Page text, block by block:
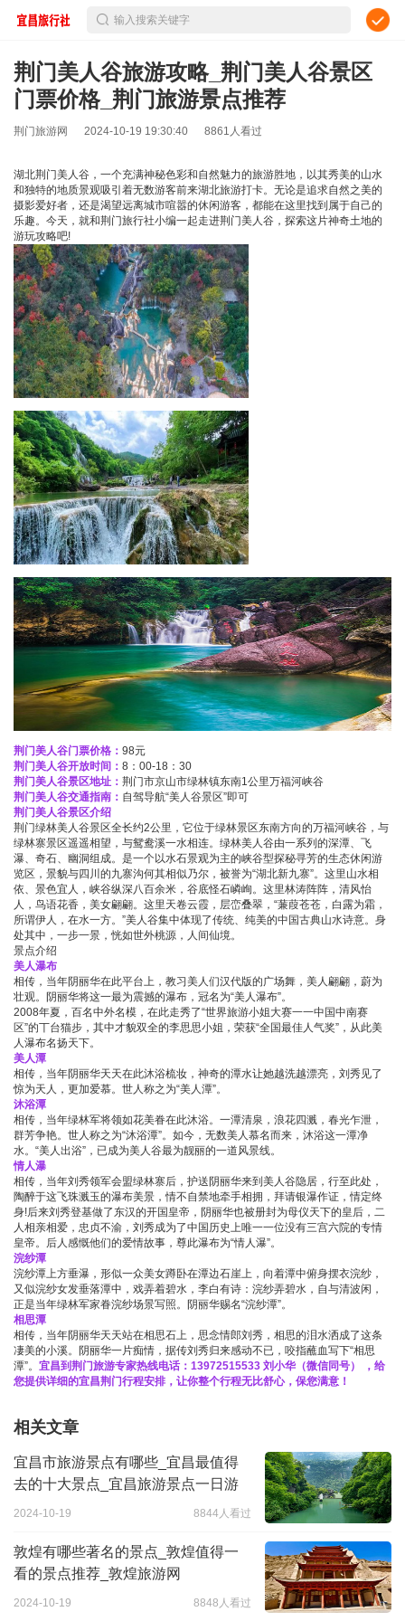
输入搜索关键字
荆门美人谷旅游攻略_荆门美人谷景区
门票价格_荆门旅游景点推荐
荆门旅游网 2024-10-19 19:30:40 8861人看过
湖北荆门美人谷，一个充满神秘色彩和自然魅力的旅游胜地，以其秀美的山水
和独特的地质景观吸引着无数游客前来湖北旅游打卡。无论是追求自然之美的
摄影爱好者，还是渴望远离城市喧嚣的休闲游客，都能在这里找到属于自己的
乐趣。今天，就和荆门旅行社小编一起走进荆门美人谷，探索这片神奇土地的
游玩攻略吧!
荆门美人谷门票价格： 98元
荆门美人谷开放时间： 8：00-18：30
荆门美人谷景区地址： 荆门市京山市绿林镇东南1公里万福河峡谷
荆门美人谷交通指南： 自驾导航“美人谷景区”即可
荆门美人谷景区介绍
荆门绿林美人谷景区全长约2公里，它位于绿林景区东南方向的万福河峡谷，与
绿林寨景区遥遥相望，与鸳鸯溪一水相连。绿林美人谷由一系列的深潭、飞
瀑、奇石、幽洞组成。是一个以水石景观为主的峡谷型探秘寻芳的生态休闲游
览区，景貌与四川的九寨沟何其相似乃尔，被誉为“湖北新九寨”。这里山水相
依、景色宜人，峡谷纵深八百余米，谷底怪石嶙峋。这里林涛阵阵，清风怡
人，鸟语花香，美女翩翩。这里天卷云霞，层峦叠翠，“蒹葭苍苍，白露为霜，
所谓伊人，在水一方。”美人谷集中体现了传统、纯美的中国古典山水诗意。身
处其中，一步一景，恍如世外桃源，人间仙境。
景点介绍
美人瀑布
相传，当年阴丽华在此平台上，教习美人们汉代版的广场舞，美人翩翩，蔚为
壮观。阴丽华将这一最为震撼的瀑布，冠名为“美人瀑布”。
2008年夏，百名中外名模，在此走秀了“世界旅游小姐大赛一一中国中南赛
区”的丅台猫步，其中才貌双全的李思思小姐，荣获“全国最佳人气奖”，从此美
人瀑布名扬天下。
美人潭
相传，当年阴丽华天天在此沐浴梳妆，神奇的潭水让她越洗越漂亮，刘秀见了
惊为天人，更加爱慕。世人称之为“美人潭”。
沐浴潭
相传，当年绿林军将领如花美眷在此沐浴。一潭清泉，浪花四溅，春光乍泄，
群芳争艳。世人称之为“沐浴潭”。如今，无数美人慕名而来，沐浴这一潭净
水。“美人出浴”，已成为美人谷最为靓丽的一道风景线。
情人瀑
相传，当年刘秀领军会盟绿林寨后，护送阴丽华来到美人谷隐居，行至此处，
陶醉于这飞珠溅玉的瀑布美景，情不自禁地牵手相拥，拜请银瀑作证，情定终
身!后来刘秀登基做了东汉的开国皇帝，阴丽华也被册封为母仪天下的皇后，二
人相亲相爱，忠贞不渝，刘秀成为了中国历史上唯一一位没有三宫六院的专情
皇帝。后人感慨他们的爱情故事，尊此瀑布为“情人瀑”。
浣纱潭
浣纱潭上方垂瀑，形似一众美女蹲卧在潭边石崖上，向着潭中俯身摆衣浣纱，
又似浣纱女发垂落潭中，戏弄着碧水，李白有诗：浣纱弄碧水，自与清波闲，
正是当年绿林军家眷浣纱场景写照。阴丽华赐名“浣纱潭”。
相思潭
相传，当年阴丽华天天站在相思石上，思念情郎刘秀，相思的泪水洒成了这条
凄美的小溪。阴丽华一片痴情，据传刘秀归来感动不已，咬指蘸血写下“相思
潭”。 宜昌到荆门旅游专家热线电话：13972515533 刘小华（微信同号） ，给
您提供详细的宜昌荆门行程安排，让你整个行程无比舒心，保您满意！
相关文章
宜昌市旅游景点有哪些_宜昌最值得
去的十大景点_宜昌旅游景点一日游
2024-10-19 8844人看过
敦煌有哪些著名的景点_敦煌值得一
看的景点推荐_敦煌旅游网
2024-10-19 8848人看过